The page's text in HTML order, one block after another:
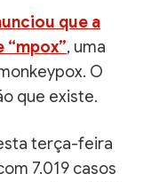
que a
“mpox”, uma
O
que existe.
terça-feira
7.019 casos